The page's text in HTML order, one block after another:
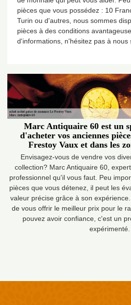
pièces que vous possédez : 10
Turin ou d'autres, nous sommes
pièces à des conditions
d'informations, n'hésitez pas à nous
Marc Antiquaire 60 est un
d'acheter vos anciennes
Frestoy Vaux et dans les
Envisagez-vous de vendre vos
collection? Marc Antiquaire 60,
professionnel qu'il vous faut. Peu
pièces que vous détenez, il peut les
valeur précise grâce à son
de vous offrir le meilleur prix pour le
pouvez avoir confiance, c'est un
expérimenté.